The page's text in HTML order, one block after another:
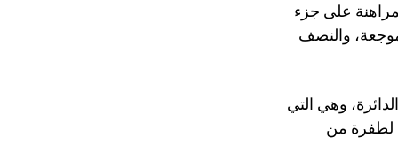
على جزء
والنصف
وهي التي
لطفرة من